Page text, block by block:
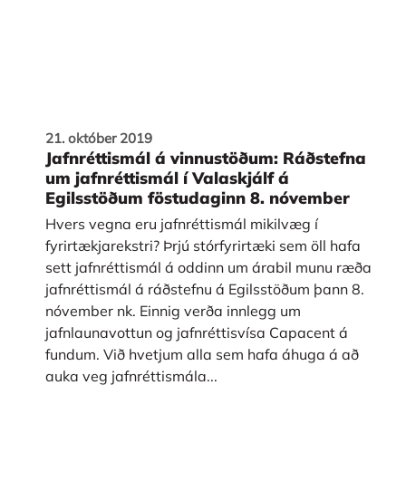
21. október 2019
Jafnréttismál á vinnustöðum: Ráðstefna
um jafnréttismál í Valaskjálf á
Egilsstöðum föstudaginn 8. nóvember
Hvers vegna eru jafnréttismál mikilvæg í
fyrirtækjarekstri? Þrjú stórfyrirtæki sem öll hafa
sett jafnréttismál á oddinn um árabil munu ræða
jafnréttismál á ráðstefnu á Egilsstöðum þann 8.
nóvember nk. Einnig verða innlegg um
jafnlaunavottun og jafnréttisvísa Capacent á
fundum. Við hvetjum alla sem hafa áhuga á að
auka veg jafnréttismála...